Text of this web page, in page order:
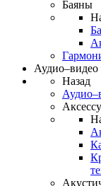
Баяны
Аудио–видео
Назад